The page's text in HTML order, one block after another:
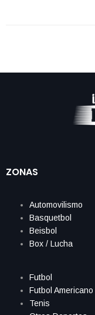
ZONAS
Automovilismo
Basquetbol
Beisbol
Box / Lucha
Futbol
Futbol Americano
Tenis